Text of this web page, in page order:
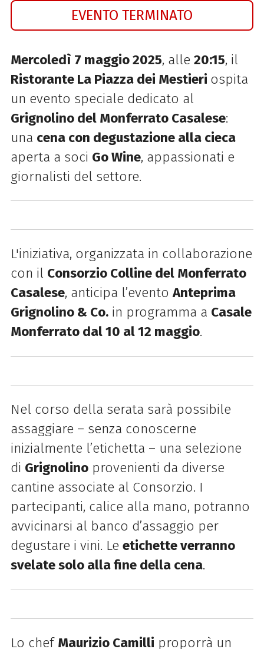
EVENTO TERMINATO
Mercoledì 7 maggio 2025, alle 20:15, il
Ristorante La Piazza dei Mestieri ospita
un evento speciale dedicato al
Grignolino del Monferrato Casalese:
una cena con degustazione alla cieca
aperta a soci Go Wine, appassionati e
giornalisti del settore.
L'iniziativa, organizzata in collaborazione
con il Consorzio Colline del Monferrato
Casalese, anticipa l’eventoAnteprima
Grignolino & Co.in programma a Casale
Monferrato dal 10 al 12 maggio.
Nel corso della serata sarà possibile
assaggiare – senza conoscerne
inizialmente l’etichetta – una selezione
di Grignolinoprovenienti da diverse
cantine associate al Consorzio. I
partecipanti, calice alla mano, potranno
avvicinarsi al banco d’assaggio per
degustare i vini. Le etichette verranno
svelate solo alla fine della cena.
Lo chef Maurizio Camilli proporrà un